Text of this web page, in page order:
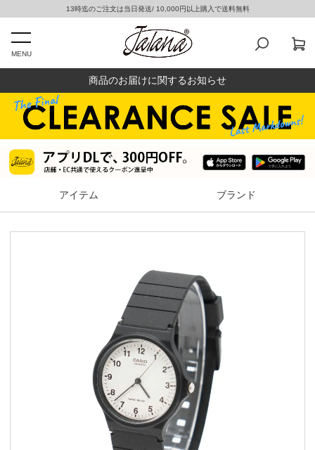
13時迄のご注文は当日発送/ 10,000円以上購入で送料無料
MENU
商品のお届けに関するお知らせ
アイテム ブランド